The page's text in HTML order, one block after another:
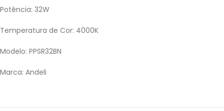
Potência: 32W
Temperatura de Cor: 4000K
Modelo: PPSR32BN
Marca: Andeli